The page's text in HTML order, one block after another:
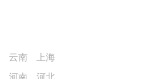
上海
云南
河北
河南